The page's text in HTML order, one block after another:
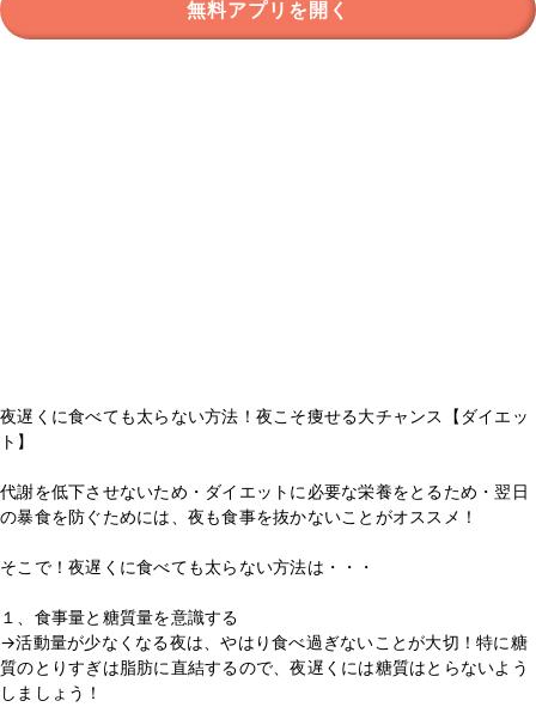
無料アプリを開く
夜遅くに食べても太らない方法！夜こそ痩せる大チャンス【ダイエッ
ト】
代謝を低下させないため・ダイエットに必要な栄養をとるため・翌日
の暴食を防ぐためには、夜も食事を抜かないことがオススメ！
そこで！夜遅くに食べても太らない方法は・・・
１、食事量と糖質量を意識する
→活動量が少なくなる夜は、やはり食べ過ぎないことが大切！特に糖
質のとりすぎは脂肪に直結するので、夜遅くには糖質はとらないよう
しましょう！